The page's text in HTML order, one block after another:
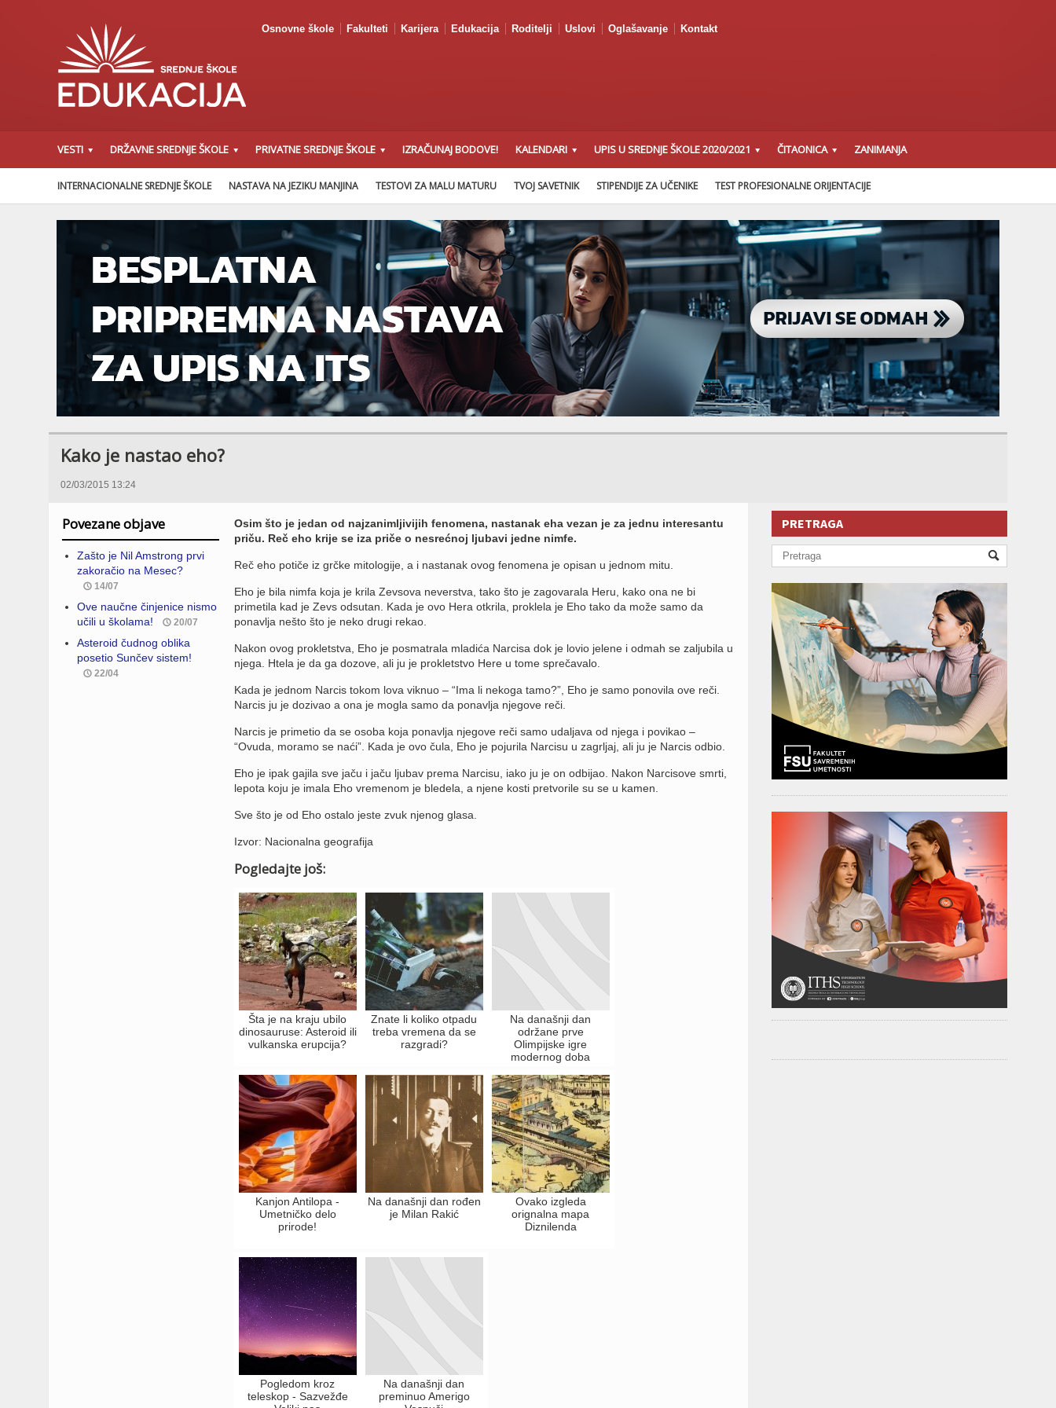
Osnovne škole Fakulteti Karijera Edukacija Roditelji Uslovi Oglašavanje Kontakt
VESTI DRŽAVNE SREDNJE ŠKOLE PRIVATNE SREDNJE ŠKOLE IZRAČUNAJ BODOVE! KALENDARI UPIS U SREDNJE ŠKOLE 2020/2021 ČITAONICA ZANIMANJA
INTERNACIONALNE SREDNJE ŠKOLE NASTAVA NA JEZIKU MANJINA TESTOVI ZA MALU MATURU TVOJ SAVETNIK STIPENDIJE ZA UČENIKE TEST PROFESIONALNE ORIJENTACIJE
Kako je nastao eho?
02/03/2015 13:24
Povezane objave
Zašto je Nil Amstrong prvi
zakoračio na Mesec?
14/07
Ove naučne činjenice nismo
učili u školama!
20/07
Asteroid čudnog oblika
posetio Sunčev sistem!
22/04
Osim što je jedan od najzanimljivijih fenomena, nastanak eha vezan je za jednu interesantu
priču. Reč eho krije se iza priče o nesrećnoj ljubavi jedne nimfe.
Reč eho potiče iz grčke mitologije, a i nastanak ovog fenomena je opisan u jednom mitu.
Eho je bila nimfa koja je krila Zevsova neverstva, tako što je zagovarala Heru, kako ona ne bi
primetila kad je Zevs odsutan. Kada je ovo Hera otkrila, proklela je Eho tako da može samo da
ponavlja nešto što je neko drugi rekao.
Nakon ovog prokletstva, Eho je posmatrala mladića Narcisa dok je lovio jelene i odmah se zaljubila u
njega. Htela je da ga dozove, ali ju je prokletstvo Here u tome sprečavalo.
Kada je jednom Narcis tokom lova viknuo – “Ima li nekoga tamo?”, Eho je samo ponovila ove reči.
Narcis ju je dozivao a ona je mogla samo da ponavlja njegove reči.
Narcis je primetio da se osoba koja ponavlja njegove reči samo udaljava od njega i povikao –
“Ovuda, moramo se naći”. Kada je ovo čula, Eho je pojurila Narcisu u zagrljaj, ali ju je Narcis odbio.
Eho je ipak gajila sve jaču i jaču ljubav prema Narcisu, iako ju je on odbijao. Nakon Narcisove smrti,
lepota koju je imala Eho vremenom je bledela, a njene kosti pretvorile su se u kamen.
Sve što je od Eho ostalo jeste zvuk njenog glasa.
Izvor: Nacionalna geografija
Pogledajte još:
Šta je na kraju ubilo
dinosauruse: Asteroid ili
vulkanska erupcija?
Znate li koliko otpadu
treba vremena da se
razgradi?
Na današnji dan
održane prve
Olimpijske igre
modernog doba
Kanjon Antilopa -
Umetničko delo
prirode!
Na današnji dan rođen
je Milan Rakić
Ovako izgleda
orignalna mapa
Diznilenda
Pogledom kroz
teleskop - Sazvežđe
Na današnji dan
preminuo Amerigo
PRETRAGA